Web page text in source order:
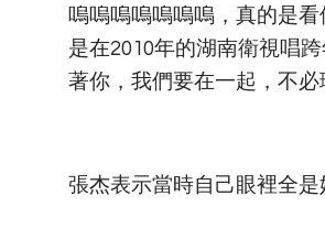
嗚嗚嗚嗚嗚嗚嗚，真的是
是在2010年的湖南衛視唱
著你，我們要在一起，不
張杰表示當時自己眼裡全